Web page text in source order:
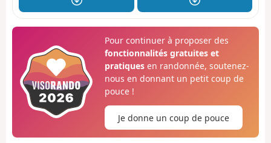
Pour continuer à proposer des
fonctionnalités gratuites et
pratiquesen randonnée, soutenez-
nous en donnant un petit coup de
pouce !
Je donne un coup de pouce